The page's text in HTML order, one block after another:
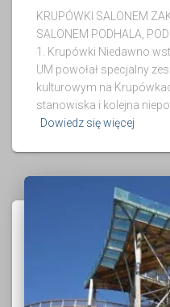
KRUPÓWKI SALONEM
SALONEM PODHALA,
1. Krupówki Niedawno
UM powołał specjalny
kulturowym na
stanowiska i kolejna
Dowiedz się więcej